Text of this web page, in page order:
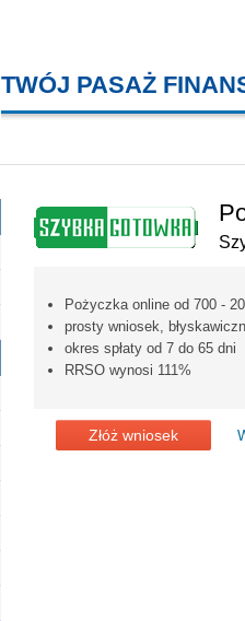
TWÓJ PASAŻ
Pożyczka online od 700 -
prosty wniosek,
okres spłaty od 7 do 65 dni
RRSO wynosi 111%
Złóż wniosek